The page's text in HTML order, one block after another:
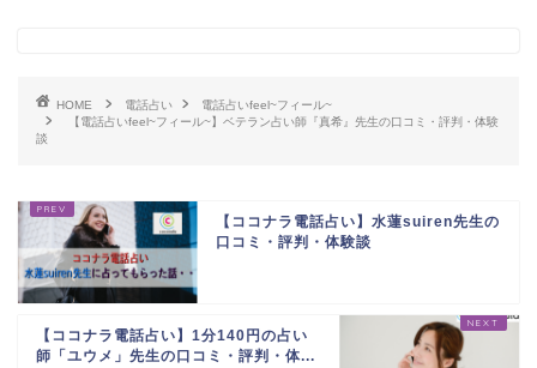
HOME 電話占い
電話占いfeel~フィール~
【電話占いfeel~フィール~】ベテラン占い師『真希』先生の口コミ・評判・体験
談
【ココナラ電話占い】水蓮suiren先生の
口コミ・評判・体験談
【ココナラ電話占い】1分140円の占い
師「ユウメ」先生の口コミ・評判・体...